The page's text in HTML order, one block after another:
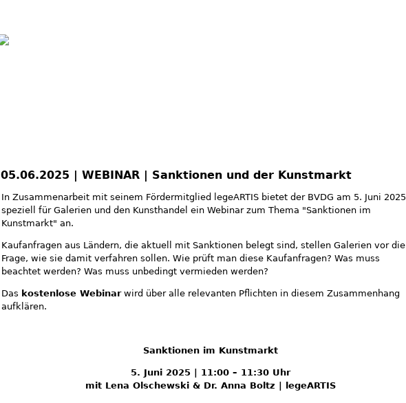
05.06.2025 | WEBINAR | Sanktionen und der Kunstmarkt
In Zusammenarbeit mit seinem Fördermitglied legeARTIS bietet der BVDG am 5. Juni 2025
speziell für Galerien und den Kunsthandel ein Webinar zum Thema "Sanktionen im
Kunstmarkt" an.
Kaufanfragen aus Ländern, die aktuell mit Sanktionen belegt sind, stellen Galerien vor die
Frage, wie sie damit verfahren sollen. Wie prüft man diese Kaufanfragen? Was muss
beachtet werden? Was muss unbedingt vermieden werden?
Das kostenlose Webinarwird über alle relevanten Pflichten in diesem Zusammenhang
aufklären.
Sanktionen im Kunstmarkt
5. Juni 2025 | 11:00 – 11:30 Uhr
mit Lena Olschewski & Dr. Anna Boltz | legeARTIS